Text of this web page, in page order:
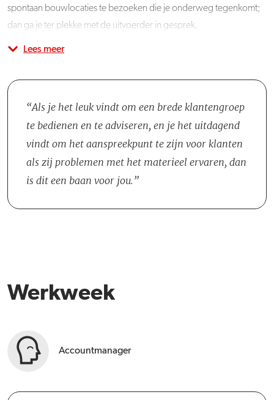
spontaan bouwlocaties te bezoeken die je onderweg tegenkomt;
dan ga je ter plekke met de uitvoerder in gesprek.
Verder adviseer je bestaande klanten op locatie over de inzet van
gesprekken en afspraken achterhaal je op welke manier LOXAM
van waarde zou kunnen zijn, bijvoorbeeld op het gebied van
digitalisering, veiligheid en duurzaamheid. Hierbij houd je continu
de sales- en groeistrategie van LOXAM in je achterhoofd.
Je bent minimaal één dagdeel per week op kantoor te vinden om te
bespreek je dan de projectvoortgang en de commerciële
resultaten met collega's van de vestiging.
Er werken op dit moment achttien accountmanagers in het
verantwoordelijk voor een rayon, soms ook met andere
accountmanagers: dit hangt af van het aantal (potentiële) klanten in
dat gebied.
Lees meer
Als je het leuk vindt om een brede klantengroep
te bedienen en te adviseren, en je het uitdagend
vindt om het aanspreekpunt te zijn voor klanten
als zij problemen met het materieel ervaren, dan
is dit een baan voor jou.
Werkweek
Accountmanager